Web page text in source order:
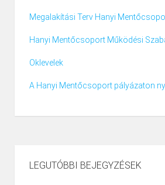
Megalakítási Terv Hanyi
Hanyi Mentőcsoport Működési
Oklevelek
A Hanyi Mentőcsoport pályázaton
LEGUTÓBBI BEJEGYZÉSEK